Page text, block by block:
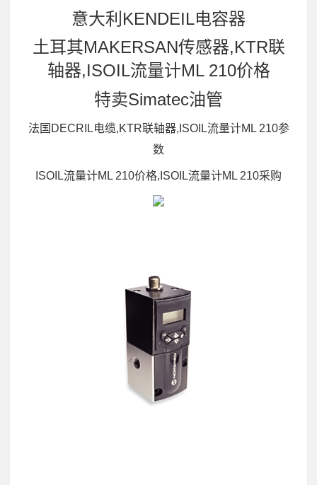
意大利KENDEIL电容器
土耳其MAKERSAN传感器,KTR联
轴器,ISOIL流量计ML 210价格
特卖Simatec油管
法国DECRIL电缆,KTR联轴器,ISOIL流量计ML 210参
数
ISOIL流量计ML 210价格,ISOIL流量计ML 210采购